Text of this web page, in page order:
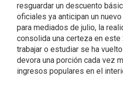
resguardar un descuento
oficiales ya anticipan un
para mediados de julio, la
consolida una certeza en
trabajar o estudiar se ha
devora una porción cada vez
ingresos populares en el